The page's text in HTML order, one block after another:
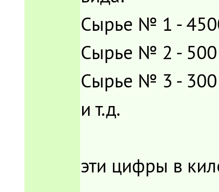
Сырье № 1 -
Сырье № 2 - 500
Сырье № 3 - 300
и т.д.
эти цифры в